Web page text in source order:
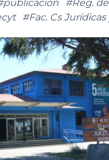
#Reg.
#Fac. Cs